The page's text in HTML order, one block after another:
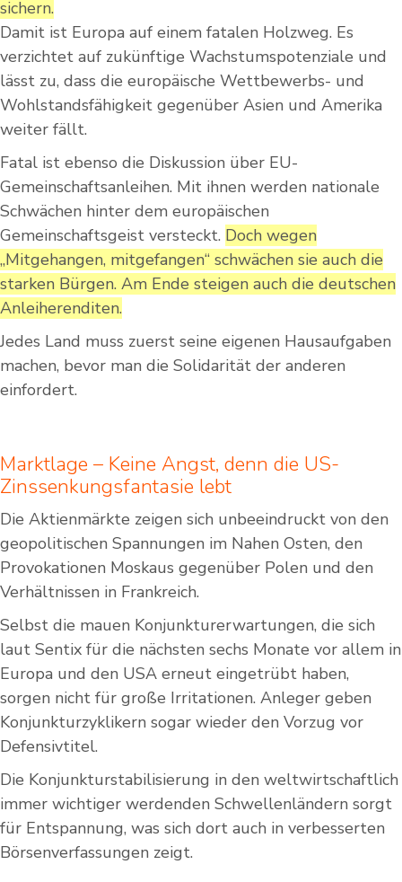
sichern.
Damit ist Europa auf einem fatalen Holzweg. Es
verzichtet auf zukünftige Wachstumspotenziale und
lässt zu, dass die europäische Wettbewerbs- und
Wohlstandsfähigkeit gegenüber Asien und Amerika
weiter fällt.
Fatal ist ebenso die Diskussion über EU-
Gemeinschaftsanleihen. Mit ihnen werden nationale
Schwächen hinter dem europäischen
Gemeinschaftsgeist versteckt. Doch wegen
„Mitgehangen, mitgefangen“ schwächen sie auch die
starken Bürgen. Am Ende steigen auch die deutschen
Anleiherenditen.
Jedes Land muss zuerst seine eigenen Hausaufgaben
machen, bevor man die Solidarität der anderen
einfordert.
Marktlage – Keine Angst, denn die US-
Zinssenkungsfantasie lebt
Die Aktienmärkte zeigen sich unbeeindruckt von den
geopolitischen Spannungen im Nahen Osten, den
Provokationen Moskaus gegenüber Polen und den
Verhältnissen in Frankreich.
Selbst die mauen Konjunkturerwartungen, die sich
laut Sentix für die nächsten sechs Monate vor allem in
Europa und den USA erneut eingetrübt haben,
sorgen nicht für große Irritationen. Anleger geben
Konjunkturzyklikern sogar wieder den Vorzug vor
Defensivtitel.
Die Konjunkturstabilisierung in den weltwirtschaftlich
immer wichtiger werdenden Schwellenländern sorgt
für Entspannung, was sich dort auch in verbesserten
Börsenverfassungen zeigt.